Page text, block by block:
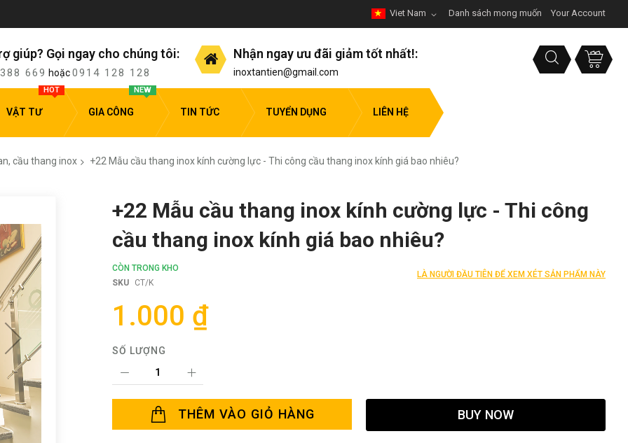
Danh sách mong muốn Your Account
Viet Nam
giúp? Gọi ngay cho chúng tôi:
669 hoặc0914 128 128
Nhận ngay ưu đãi giảm tốt nhất!:
inoxtantien@gmail.com
VẬT TƯ
HOT
GIA CÔNG
NEW
TIN TỨC TUYỂN DỤNG LIÊN HỆ
cầu thang inox +22 Mẫu cầu thang inox kính cường lực - Thi công cầu thang inox kính giá bao nhiêu?
+22 Mẫu cầu thang inox kính cường lực - Thi công
cầu thang inox kính giá bao nhiêu?
CÒN TRONG KHO
SKU
CT/K
LÀ NGƯỜI ĐẦU TIÊN ĐỂ XEM XÉT SẢN PHẨM NÀY
1.000 ₫
SỐ LƯỢNG
THÊM VÀO GIỎ HÀNG BUY NOW